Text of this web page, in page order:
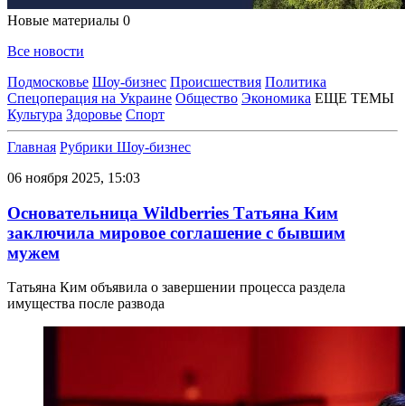
Новые материалы 0
Все новости
Подмосковье Шоу-бизнес Происшествия Политика
Спецоперация на Украине Общество Экономика ЕЩЕ ТЕМЫ
Культура Здоровье Спорт
Главная Рубрики Шоу-бизнес
06 ноября 2025, 15:03
Основательница Wildberries Татьяна Ким
заключила мировое соглашение с бывшим
мужем
Татьяна Ким объявила о завершении процесса раздела
имущества после развода